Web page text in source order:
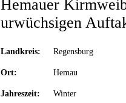
Hemauer
urwüchsigen
Landkreis: Regensburg
Ort: Hemau
Jahreszeit: Winter